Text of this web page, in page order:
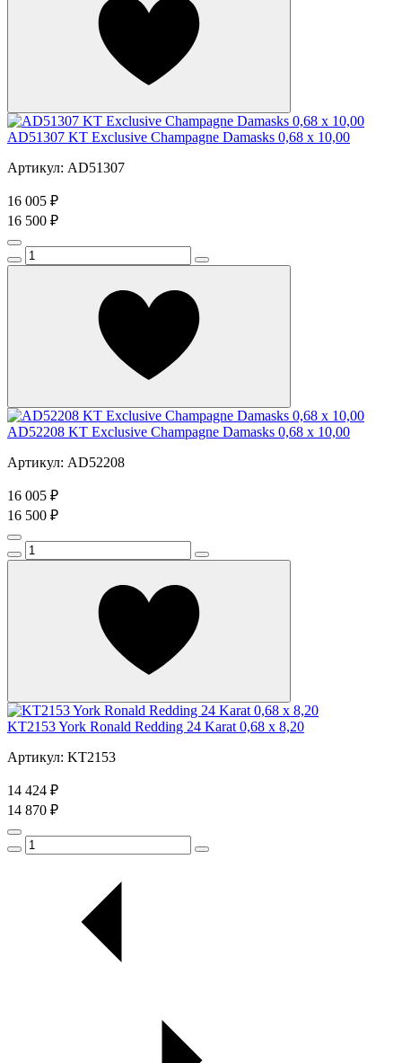
AD51307 KT Exclusive Champagne Damasks 0,68 x 10,00
Артикул: AD51307
16 005 ₽
16 500 ₽
AD52208 KT Exclusive Champagne Damasks 0,68 x 10,00
Артикул: AD52208
16 005 ₽
16 500 ₽
KT2153 York Ronald Redding 24 Karat 0,68 х 8,20
Артикул: KT2153
14 424 ₽
14 870 ₽